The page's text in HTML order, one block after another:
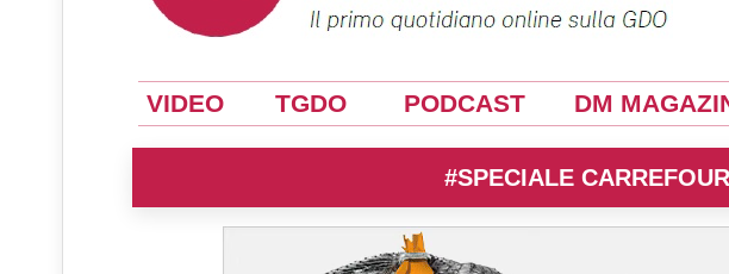
VIDEO TGDO PODCAST DM
#SPECIALE